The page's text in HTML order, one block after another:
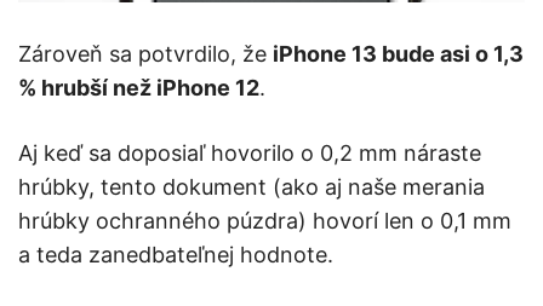
Zároveň sa potvrdilo, že iPhone 13 bude asi o 1,3
% hrubší než iPhone 12.
Aj keď sa doposiaľ hovorilo o 0,2 mm náraste
hrúbky, tento dokument (ako aj naše merania
hrúbky ochranného púzdra) hovorí len o 0,1 mm
a teda zanedbateľnej hodnote.